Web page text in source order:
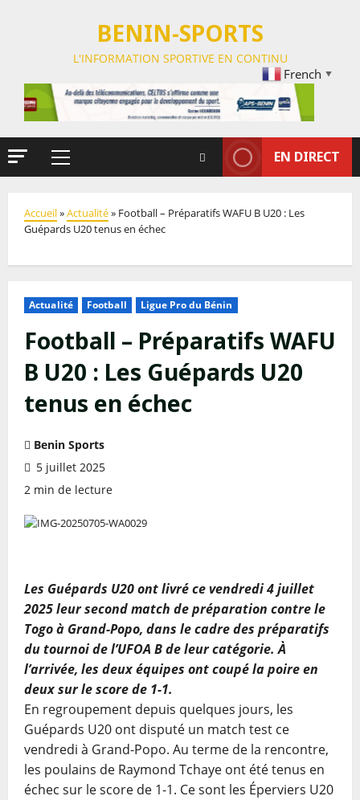
BENIN-SPORTS
L'INFORMATION SPORTIVE EN CONTINU
French ▼
EN DIRECT
Accueil»Actualité» Football – Préparatifs WAFU B U20 : Les
Guépards U20 tenus en échec
Actualité Football Ligue Pro du Bénin
Football – Préparatifs WAFU
B U20 : Les Guépards U20
tenus en échec
Benin Sports
5 juillet 2025
2 min de lecture
Les Guépards U20 ont livré ce vendredi 4 juillet
2025 leur second match de préparation contre le
Togo à Grand-Popo, dans le cadre des préparatifs
du tournoi de l’UFOA B de leur catégorie. À
l’arrivée, les deux équipes ont coupé la poire en
deux sur le score de 1-1.
En regroupement depuis quelques jours, les
Guépards U20 ont disputé un match test ce
vendredi à Grand-Popo. Au terme de la rencontre,
les poulains de Raymond Tchaye ont été tenus en
échec sur le score de 1-1. Ce sont les Éperviers U20